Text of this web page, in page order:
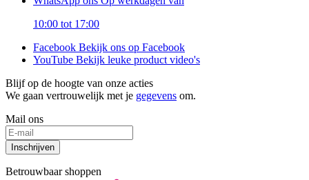
10:00 tot 17:00
Facebook Bekijk ons op Facebook
YouTube Bekijk leuke product video's
Blijf op de hoogte van onze acties
We gaan vertrouwelijk met je gegevens om.
Mail ons
Inschrijven
Betrouwbaar shoppen